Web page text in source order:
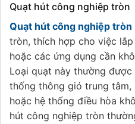
Quạt hút công nghiệp tròn
Quạt hút công nghiệp tròn
tròn, thích hợp cho việc
hoặc các ứng dụng cần
Loại quạt này thường
thống thông gió trung
hoặc hệ thống điều hòa
hút công nghiệp tròn